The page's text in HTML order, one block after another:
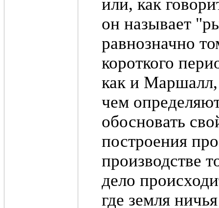
или, как
он называет
равнозначно
короткого
как и
чем
обосновать
построения
производстве
дело
где земля